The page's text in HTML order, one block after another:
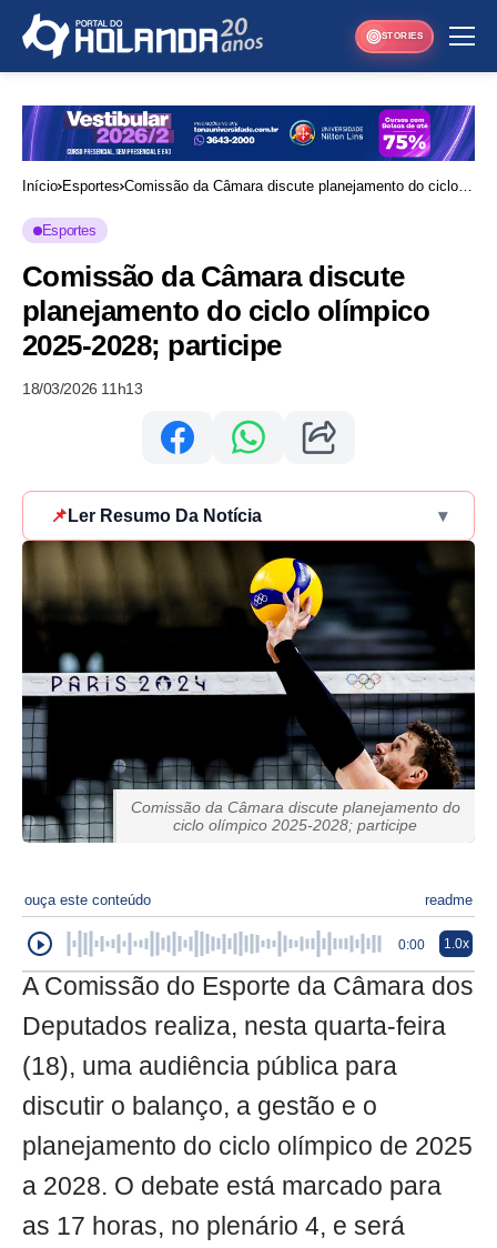
STORIES
Início Esportes Comissão da Câmara discute planejamento do ciclo
Esportes
Comissão da Câmara discute
planejamento do ciclo olímpico
2025-2028; participe
18/03/2026 11h13
📌 Ler Resumo Da Notícia ▾
Comissão da Câmara discute planejamento do
ciclo olímpico 2025-2028; participe
ouça este conteúdo readme
0:00 1.0x
A Comissão do Esporte da Câmara dos
Deputados realiza, nesta quarta-feira
(18), uma audiência pública para
discutir o balanço, a gestão e o
planejamento do ciclo olímpico de 2025
a 2028. O debate está marcado para
as 17 horas, no plenário 4, e será